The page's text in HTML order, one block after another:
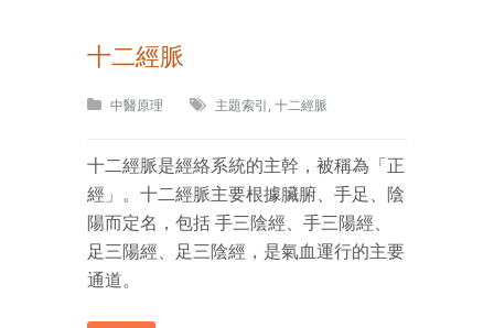
十二經脈
中醫原理 主題索引, 十二經脈
十二經脈是經絡系統的主幹，被稱為「正
經」。十二經脈主要根據臟腑、手足、陰
陽而定名，包括 手三陰經、手三陽經、
足三陽經、足三陰經，是氣血運行的主要
通道。